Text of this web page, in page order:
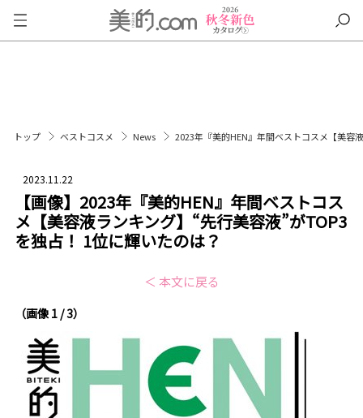
トップ ベストコスメ News 2023年『美的HEN』年間ベストコスメ【美容
2023.11.22
【画像】2023年『美的HEN』年間ベストコス
メ【美容液ランキング】“先行美容液”がTOP3
を独占！ 1位に輝いたのは？
＜ 本文に戻る
（画像 1 / 3）